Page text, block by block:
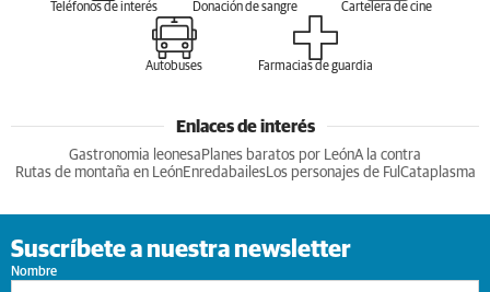
Teléfonos de interés Donación de sangre Cartelera de cine
Autobuses Farmacias de guardia
Enlaces de interés
Gastronomia leonesa Planes baratos por LeónA la contra
Rutas de montaña en LeónEnredabailesLos personajes de Ful Cataplasma
Suscríbete a nuestra newsletter
Nombre